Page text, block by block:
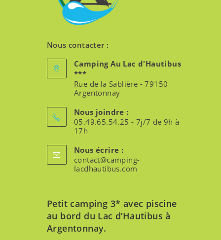
Nous contacter :
Camping Au Lac d'Hautibus
***
Rue de la Sablière - 79150
Argentonnay
Nous joindre :
05.49.65.54.25 - 7j/7 de 9h à
17h
Nous écrire :
contact@camping-
lacdhautibus.com
Petit camping 3* avec piscine
au bord du Lac d’Hautibus à
Argentonnay.